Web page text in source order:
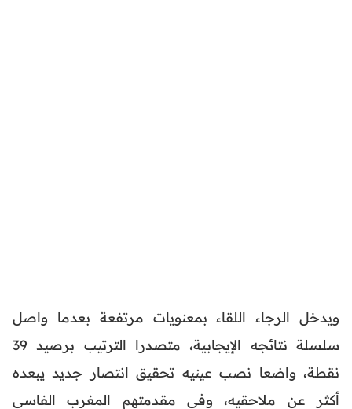
ويدخل الرجاء اللقاء بمعنويات مرتفعة بعدما واصل
سلسلة نتائجه الإيجابية، متصدرا الترتيب برصيد 39
نقطة، واضعا نصب عينيه تحقيق انتصار جديد يبعده
أكثر عن ملاحقيه، وفي مقدمتهم المغرب الفاسي